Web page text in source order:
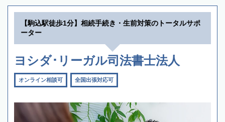
【駒込駅徒歩1分】相続手続き・生前対策のトータルサポ
ーター
ヨシダ･リーガル司法書士法人
オンライン相談可 全国出張対応可